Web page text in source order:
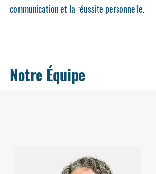
communication et la réussite personnelle.
Notre Équipe